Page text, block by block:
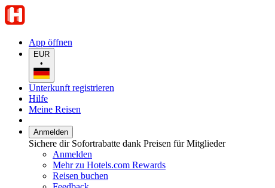
App öffnen
EUR
•
Unterkunft registrieren
Hilfe
Meine Reisen
Anmelden
Sichere dir Sofortrabatte dank Preisen für Mitglieder
Anmelden
Mehr zu Hotels.com Rewards
Reisen buchen